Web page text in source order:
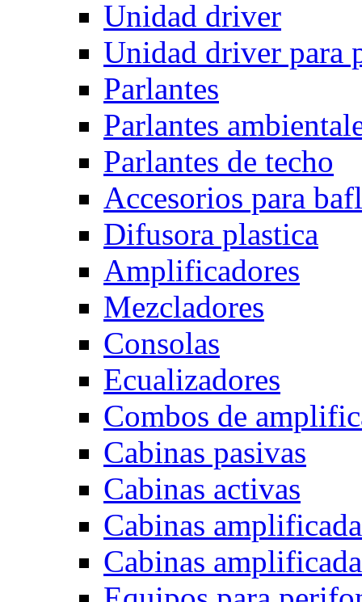
Unidad driver
Unidad driver para
Parlantes
Parlantes
Parlantes de techo
Accesorios para
Difusora plastica
Amplificadores
Mezcladores
Consolas
Ecualizadores
Combos de
Cabinas pasivas
Cabinas activas
Cabinas
Cabinas